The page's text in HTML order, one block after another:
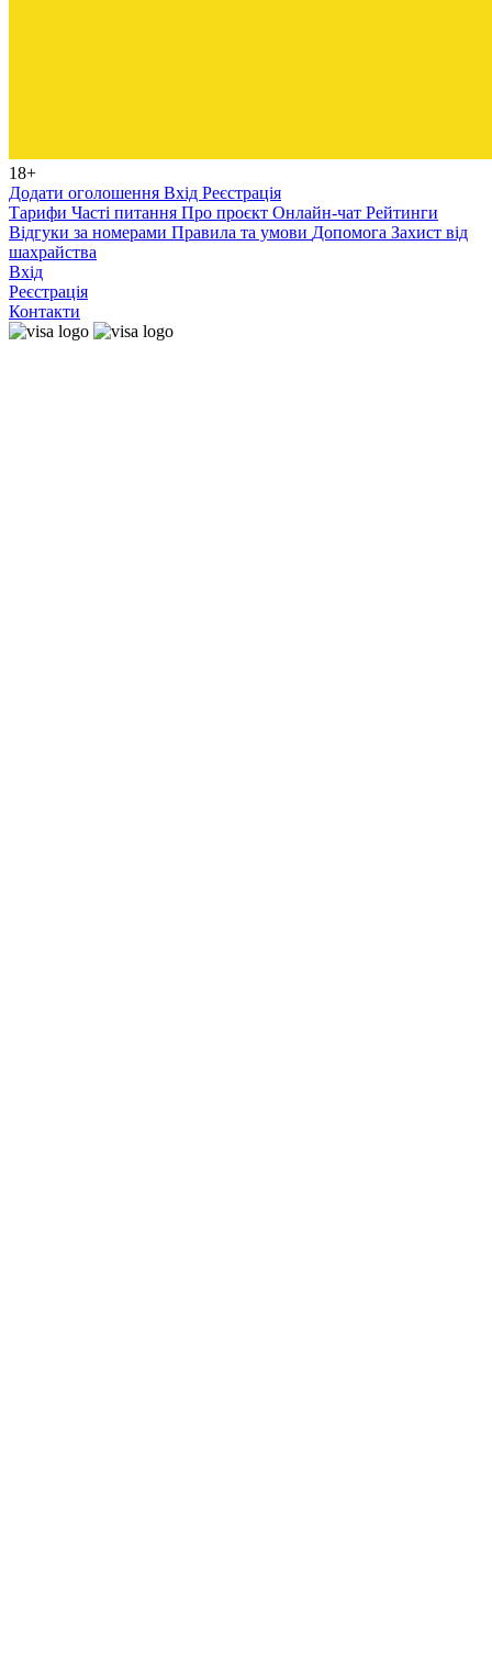
18+
Додати оголошення Вхід Реєстрація
Тарифи Часті питання Про проєкт Онлайн-чат Рейтинги
Відгуки за номерами Правила та умови Допомога Захист від
шахрайства
Вхід
Реєстрація
Контакти